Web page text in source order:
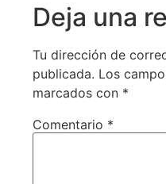
Deja una
Tu dirección de
publicada. Los
marcados con *
Comentario *